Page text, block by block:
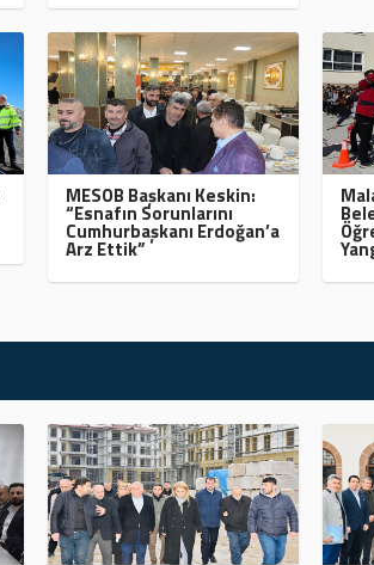
MESOB Başkanı Keskin:
“Esnafın Sorunlarını
Cumhurbaşkanı Erdoğan’a
Arz Ettik”